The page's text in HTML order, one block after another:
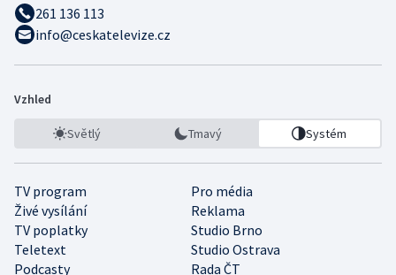
261 136 113
info@ceskatelevize.cz
Vzhled
Světlý Tmavý Systém
TV program
Pro média
Živé vysílání
Reklama
TV poplatky
Studio Brno
Teletext
Studio Ostrava
Podcasty
Rada ČT